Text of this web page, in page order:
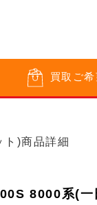
買取 ご
)商品詳細
8000系(一